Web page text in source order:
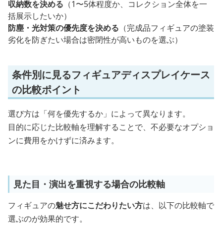
収納数を決める （1〜5体程度か、コレクション全体を一
括展示したいか）
防塵・光対策の優先度を決める （完成品フィギュアの塗装
劣化を防ぎたい場合は密閉性が高いものを選ぶ）
条件別に見るフィギュアディスプレイケース
の比較ポイント
選び方は「何を優先するか」によって異なります。
目的に応じた比較軸を理解することで、不必要なオプショ
ンに費用をかけずに済みます。
見た目・演出を重視する場合の比較軸
フィギュアの魅せ方にこだわりたい方は、以下の比較軸で
選ぶのが効果的です。